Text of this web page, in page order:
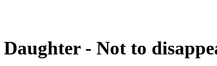
Daughter - Not to